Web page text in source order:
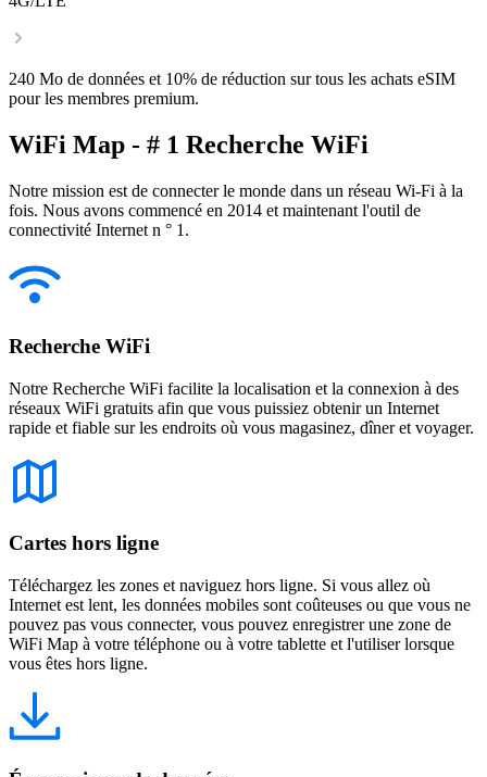
240 Mo de données et 10% de réduction sur tous les achats eSIM
pour les membres premium.
WiFi Map - # 1 Recherche WiFi
Notre mission est de connecter le monde dans un réseau Wi-Fi à la
fois. Nous avons commencé en 2014 et maintenant l'outil de
connectivité Internet n ° 1.
Recherche WiFi
Notre Recherche WiFi facilite la localisation et la connexion à des
réseaux WiFi gratuits afin que vous puissiez obtenir un Internet
rapide et fiable sur les endroits où vous magasinez, dîner et voyager.
Cartes hors ligne
Téléchargez les zones et naviguez hors ligne. Si vous allez où
Internet est lent, les données mobiles sont coûteuses ou que vous ne
pouvez pas vous connecter, vous pouvez enregistrer une zone de
WiFi Map à votre téléphone ou à votre tablette et l'utiliser lorsque
vous êtes hors ligne.